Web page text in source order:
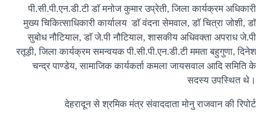
पी.सी.पी.एन.डी.टी डाॅ मनोज कुमार उप्रेती, जिला कार्यक्रम अधिकारी
मुख्य चिकित्साधिकारी कार्यालय डाॅ वंदना सेमवाल, डाॅ चित्रा जोशी, डाॅ
सुबोध नौटियाल, डाॅ जे.पी नौटियाल, शासकीय अधिवक्ता अपराध जे.पी
रतूड़ी, जिला कार्यक्रम समन्वयक पी.सी.पी.एन.डी.टी ममता बहुगुणा, दिनेश
चन्द्र पाण्डेय, सामाजिक कार्यकर्ता कमला जायसवाल आदि समिति के
सदस्य उपस्थित थे।
देहरादून से श्रमिक मंत्र संवाददाता मोनु राजवान की रिपोर्ट